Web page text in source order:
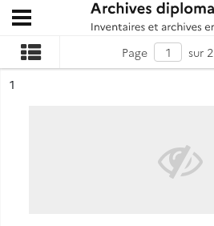
Archives diplomatiques
Ouvrir le menu déroulant
Page sur 2
n°
1